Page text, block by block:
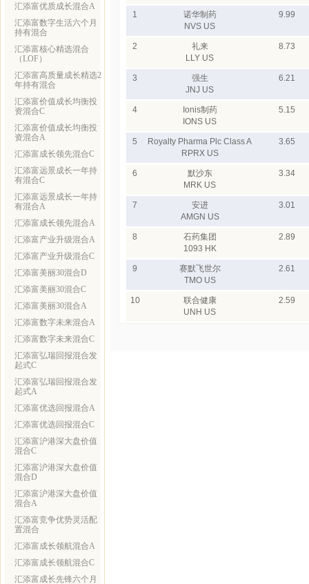
汇添富优质成长混合A
汇添富数字生活六个月
持有混合
汇添富核心精选混合
（LOF）
汇添富高质量成长精选2
年持有混合
汇添富价值成长均衡投
资混合C
汇添富价值成长均衡投
资混合A
汇添富成长领先混合C
汇添富远景成长一年持
有混合C
汇添富远景成长一年持
有混合A
汇添富成长领先混合A
汇添富产业升级混合A
汇添富产业升级混合C
汇添富美丽30混合D
汇添富美丽30混合C
汇添富美丽30混合A
汇添富数字未来混合A
汇添富数字未来混合C
汇添富弘瑞回报混合发
起式C
汇添富弘瑞回报混合发
起式A
汇添富优选回报混合A
汇添富优选回报混合C
汇添富沪港深大盘价值
混合C
汇添富沪港深大盘价值
混合D
汇添富沪港深大盘价值
混合A
汇添富竞争优势灵活配
置混合
汇添富成长领航混合A
汇添富成长领航混合C
汇添富成长先锋六个月
1
诺华制药
NVS US
9.99
2
礼来
LLY US
8.73
3
强生
JNJ US
6.21
4
Ionis制药
IONS US
5.15
5
Royalty Pharma Plc Class A
RPRX US
3.65
6
默沙东
MRK US
3.34
7
安进
AMGN US
3.01
8
石药集团
1093 HK
2.89
9
赛默飞世尔
TMO US
2.61
10
联合健康
UNH US
2.59